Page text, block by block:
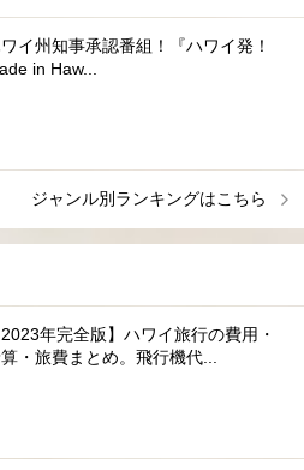
イ州知事承認番組！『ハワイ発！
in Haw...
ジャンル別ランキングはこちら
2023年完全版】ハワイ旅行の費用・
・旅費まとめ。飛行機代...